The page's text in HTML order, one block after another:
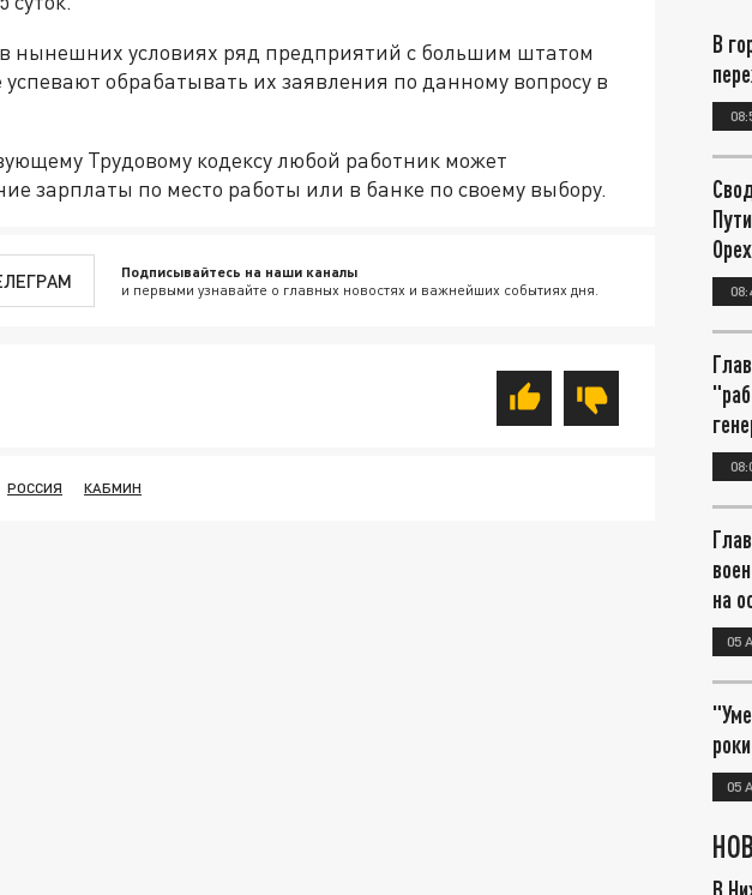
нынешних условиях ряд предприятий с большим штатом
успевают обрабатывать их заявления по данному вопросу в
Трудовому кодексу любой работник может
зарплаты по место работы или в банке по своему выбору.
Подписывайтесь на наши каналы
и первыми узнавайте о главных новостях и важнейших событиях дня.
РОССИЯ КАБМИН
В
на
05
05